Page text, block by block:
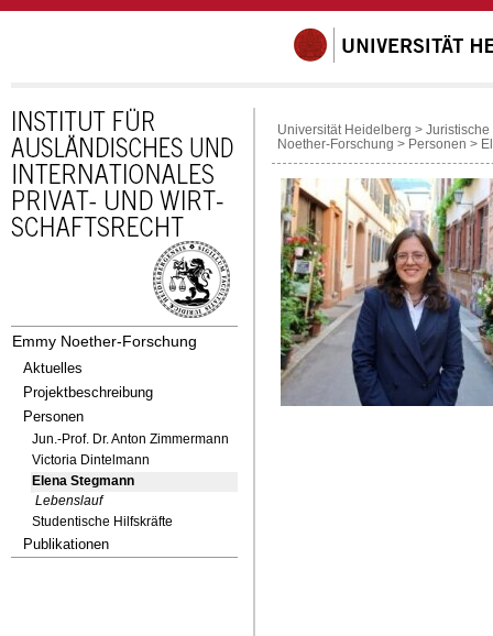
Emmy Noether-Forschung
Aktuelles
Projektbeschreibung
Personen
Jun.-Prof. Dr. Anton Zimmermann
Victoria Dintelmann
Elena Stegmann
Lebenslauf
Studentische Hilfskräfte
Publikationen
Universität Heidelberg > Juristische
Noether-Forschung > Personen >